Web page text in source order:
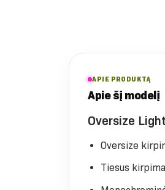
APIE PRODUKTĄ
Apie šį modelį
Oversize
Oversize
Tiesus